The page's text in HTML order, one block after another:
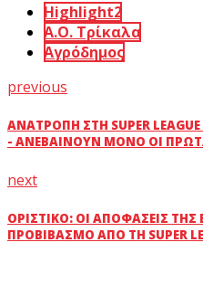
Highlight2
Α.Ο. Τρίκαλα
Αγρόδημος
previous
ΑΝΑΤΡΟΠΉ ΣΤΗ SUPER
- ΑΝΕΒΑΊΝΟΥΝ ΜΌΝΟ ΟΙ
next
ΟΡΙΣΤΙΚΌ: ΟΙ ΑΠΟΦΆΣΕΙΣ
ΠΡΟΒΙΒΑΣΜΌ ΑΠΌ ΤΗ SUPER